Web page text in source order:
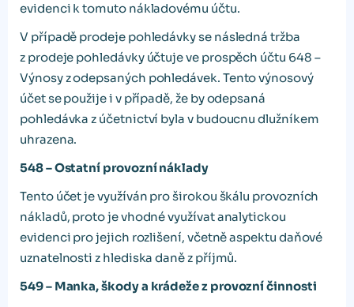
evidenci k tomuto nákladovému účtu.
V případě prodeje pohledávky se následná tržba
z prodeje pohledávky účtuje ve prospěch účtu 648 –
Výnosy z odepsaných pohledávek. Tento výnosový
účet se použije i v případě, že by odepsaná
pohledávka z účetnictví byla v budoucnu dlužníkem
uhrazena.
548 – Ostatní provozní náklady
Tento účet je využíván pro širokou škálu provozních
nákladů, proto je vhodné využívat analytickou
evidenci pro jejich rozlišení, včetně aspektu daňové
uznatelnosti z hlediska daně z příjmů.
549 – Manka, škody a krádeže z provozní činnosti